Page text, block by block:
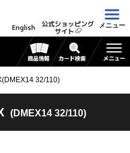
English 公式ショッピング
サイト
メニュー
32/110)
(DMEX14 32/110)